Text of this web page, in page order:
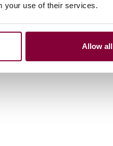
your use of their services.
Allow all